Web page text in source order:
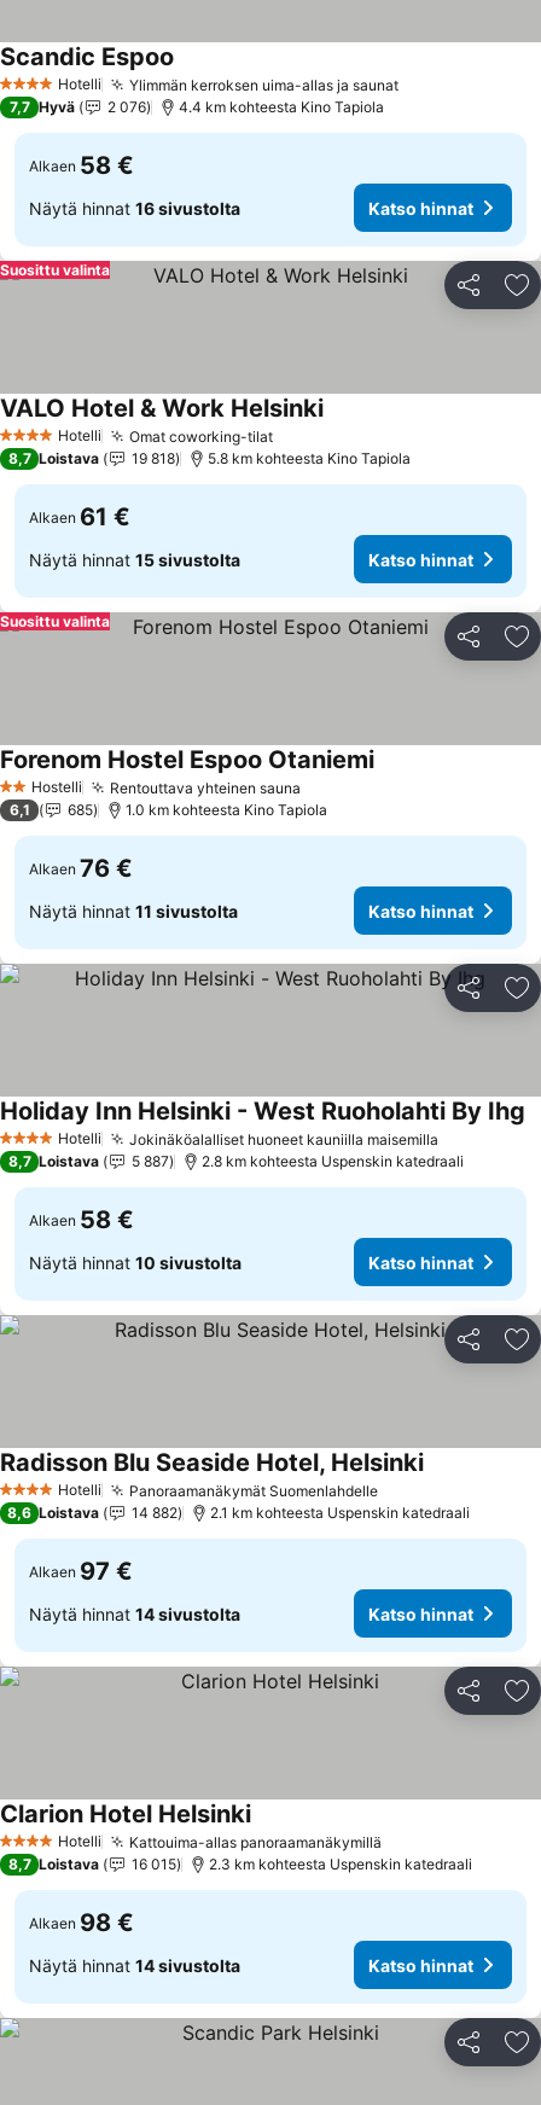
4 Tähtiluokitus
Hotelli Ylimmän kerroksen uima-allas ja saunatKatso hinnat
Scandic Espoo
7,7 Hyvä 2 076 4.4 km kohteesta Kino Tapiola
Alkaen 58 €
Näytä hinnat 16 sivustolta Katso hinnat
Jaa
Suosittu valinta
4 Tähtiluokitus
Hotelli Omat coworking-tilatKatso hinnat
VALO Hotel & Work HelsinkiKatso hinnat
8,7 Loistava 19 818 5.8 km kohteesta Kino Tapiola
Alkaen 61 €
Näytä hinnat 15 sivustolta Katso hinnat
Jaa
Suosittu valinta
2 Tähtiluokitus
Hostelli Rentouttava yhteinen sauna
Forenom Hostel Espoo OtaniemiKatso hinnat
6,1 685 1.0 km kohteesta Kino Tapiola
Alkaen 76 €
Näytä hinnat 11 sivustolta Katso hinnat
Jaa
4 Tähtiluokitus
Hotelli Jokinäköalalliset huoneet kauniilla maisemilla
Holiday Inn Helsinki - West Ruoholahti By Ihg
8,7 Loistava 5 887 2.8 km kohteesta Uspenskin katedraali
Alkaen 58 €
Näytä hinnat 10 sivustolta Katso hinnat
Jaa
4 Tähtiluokitus
Hotelli Panoraamanäkymät SuomenlahdelleKatso hinnat
Radisson Blu Seaside Hotel, HelsinkiKatso hinnat
8,6 Loistava 14 882 2.1 km kohteesta Uspenskin katedraali
Alkaen 97 €
Näytä hinnat 14 sivustolta Katso hinnat
Jaa
4 Tähtiluokitus
Hotelli Kattouima-allas panoraamanäkymillä
Clarion Hotel HelsinkiKatso hinnat
8,7 Loistava 16 015 2.3 km kohteesta Uspenskin katedraali
Alkaen 98 €
Näytä hinnat 14 sivustolta Katso hinnat
Jaa